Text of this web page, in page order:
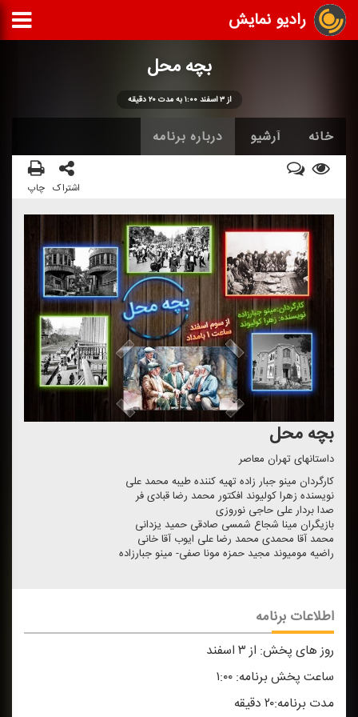
رادیو نمایش
بچه محل
از ۳ اسفند ۱:۰۰ به مدت ۲۰ دقیقه
خانه آرشیو درباره برنامه
اشتراک چاپ
بچه محل
داستانهای تهران معاصر
كارگردان مینو جبار زاده تهیه كننده طیبه محمد علی
نویسنده زهرا كولیوند افكتور محمد رضا قبادی فر
صدا بردار علی حاجی نوروزی
بازیگران مینا شجاع شمسی صادقی حمید یزدانی
محمد آقا محمدی محمد رضا علی ایوب آقا خانی
راضیه مومیوند مجید حمزه مونا صفی- مینو جبارزاده
اطلاعات برنامه
روز های پخش: از ۳ اسفند
ساعت پخش برنامه:
مدت برنامه:۲۰ دقیقه